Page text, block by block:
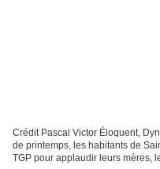
Crédit Pascal Victor Éloquent,
de printemps, les habitants de
TGP pour applaudir leurs mères,